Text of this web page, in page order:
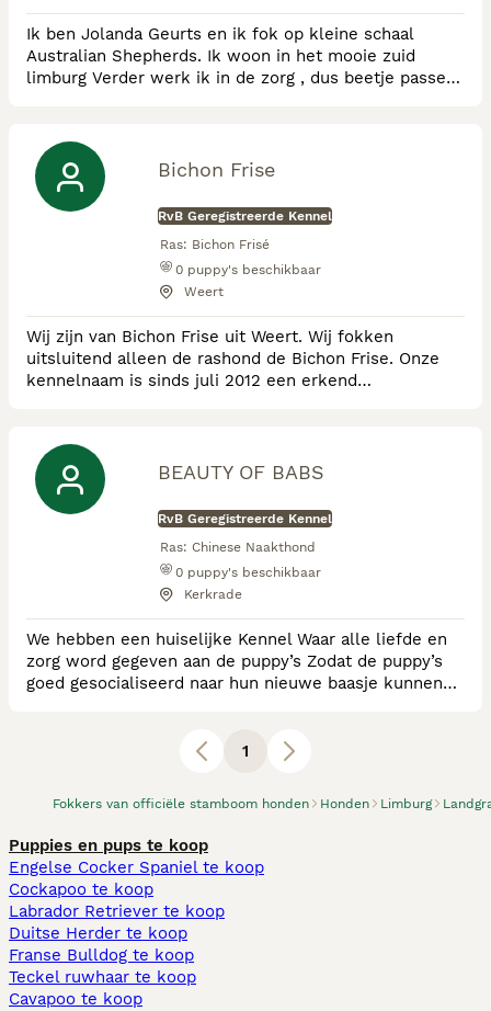
Fokkers van officiële stamboom honden Honden Limburg
Ik ben Jolanda Geurts en ik fok op kleine schaal
Australian Shepherds. Ik woon in het mooie zuid
limburg Verder werk ik in de zorg , dus beetje passen
Bichon Frise
RvB Geregistreerde Kennel
Ras: Bichon Frisé
0 puppy's beschikbaar
Weert
Wij zijn van Bichon Frise uit Weert. Wij fokken
uitsluitend alleen de rashond de Bichon Frise. Onze
kennelnaam is sinds juli 2012 een erkend
Bichon Frise stelt hoge eisen aan de gezondheid van
haar ouderdieren en haar pups. We staan daarom
onder directe controle van de dierenarts, en de Raad
van Beheer.
BEAUTY OF BABS
RvB Geregistreerde Kennel
Ras: Chinese Naakthond
0 puppy's beschikbaar
Kerkrade
We hebben een huiselijke Kennel Waar alle liefde en
zorg word gegeven aan de puppy’s Zodat de puppy’s
goed gesocialiseerd naar hun nieuwe baasje kunnen
1
Puppies en pups te koop
Engelse Cocker Spaniel te koop
Cockapoo te koop
Labrador Retriever te koop
Duitse Herder te koop
Franse Bulldog te koop
Teckel ruwhaar te koop
Cavapoo te koop